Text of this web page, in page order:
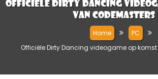
Officiële Dirty Dancing
van Codemasters
Home
PC
Officiële Dirty Dancing videogame op